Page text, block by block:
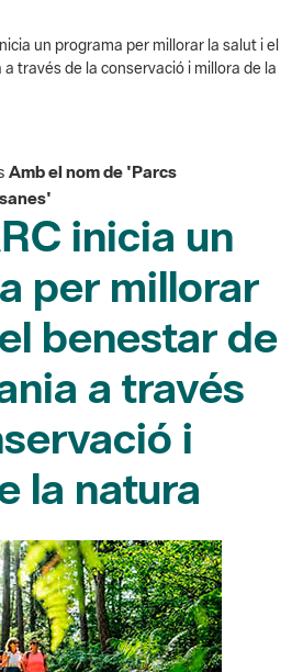
inicia un
per millorar
benestar de
a través
i
la natura